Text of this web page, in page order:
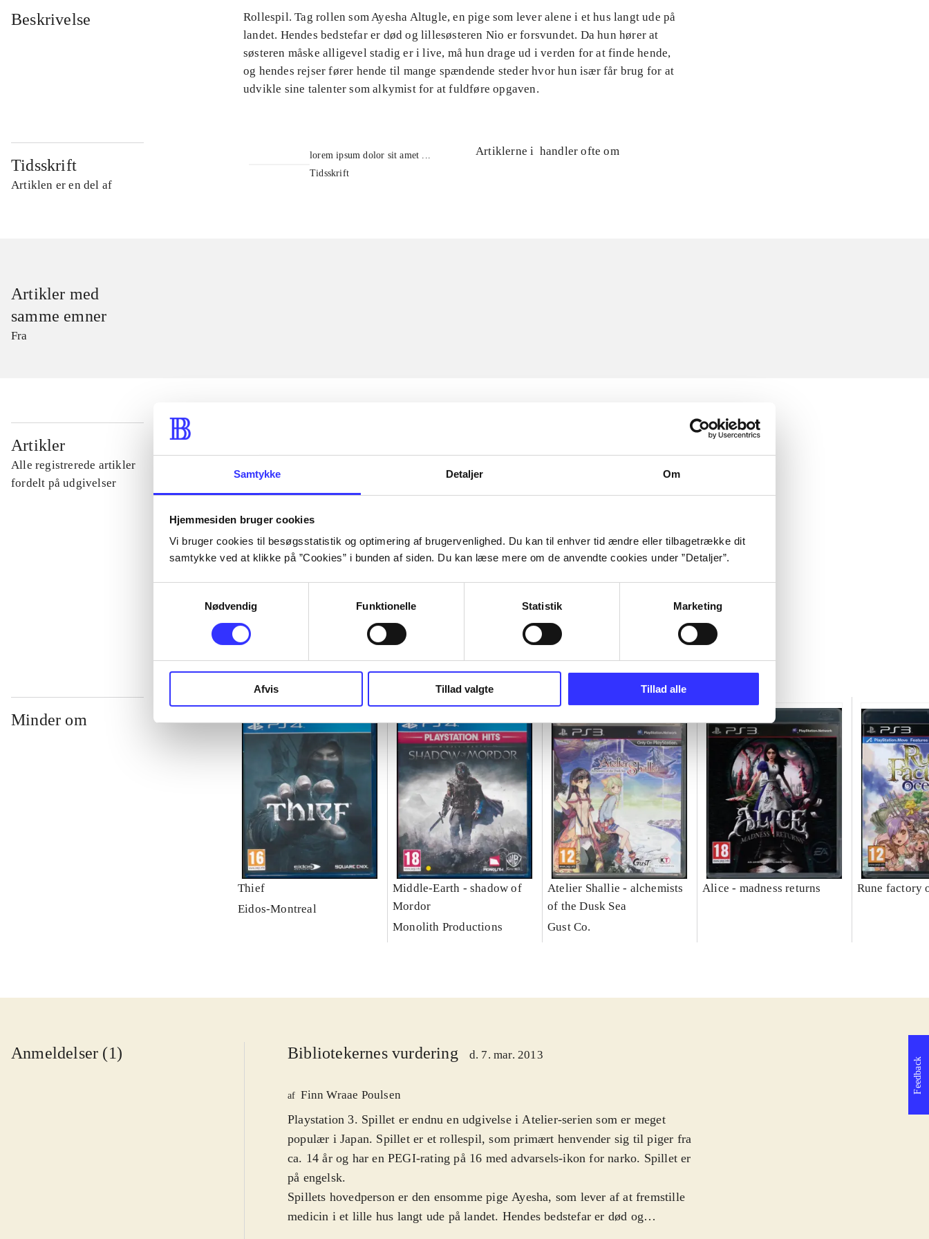
Samtykke Detaljer Om
Hjemmesiden bruger cookies
Vi bruger cookies til besøgsstatistik og optimering af brugervenlighed. Du kan til enhver tid ændre eller tilbagetrække dit
samtykke ved at klikke på ”Cookies” i bunden af siden. Du kan læse mere om de anvendte cookies under ”Detaljer”.
Nødvendig
Funktionelle Statistik Marketing
Afvis Tillad valgte Tillad alle
Beskrivelse
Rollespil. Tag rollen som Ayesha Altugle, en pige som lever alene i et hus langt ude på
landet. Hendes bedstefar er død og lillesøsteren Nio er forsvundet. Da hun hører at
søsteren måske alligevel stadig er i live, må hun drage ud i verden for at finde hende,
og hendes rejser fører hende til mange spændende steder hvor hun især får brug for at
udvikle sine talenter som alkymist for at fuldføre opgaven.
Tidsskrift
Artiklen er en del af
lorem ipsum dolor sit amet ...
Tidsskrift
Artiklerne i handler ofte om
Artikler med
samme emner
Fra
Artikler
Alle registrerede artikler
fordelt på udgivelser
...
...
...
Minder om
Thief
Eidos-Montreal
Middle-Earth - shadow of
Mordor
Monolith Productions
Atelier Shallie - alchemists
of the Dusk Sea
Gust Co.
Alice - madness returns Rune factory
Anmeldelser (1) Bibliotekernes vurdering d. 7. mar. 2013
af Finn Wraae Poulsen
Playstation 3. Spillet er endnu en udgivelse i Atelier-serien som er meget
populær i Japan. Spillet er et rollespil, som primært henvender sig til piger fra
ca. 14 år og har en PEGI-rating på 16 med advarsels-ikon for narko. Spillet er
på engelsk.
Spillets hovedperson er den ensomme pige Ayesha, som lever af at fremstille
medicin i et lille hus langt ude på landet. Hendes bedstefar er død og
Feedback